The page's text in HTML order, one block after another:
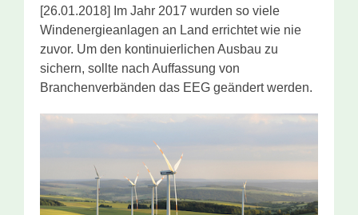
[26.01.2018] Im Jahr 2017 wurden so viele
Windenergieanlagen an Land errichtet wie nie
zuvor. Um den kontinuierlichen Ausbau zu
sichern, sollte nach Auffassung von
Branchenverbänden das EEG geändert werden.